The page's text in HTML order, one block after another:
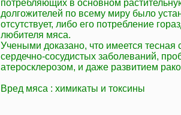
потребляющих в основном
долгожителей по всему миру было
отсутствует, либо его потребление
любителя мяса.
Учеными доказано, что имеется
сердечно-сосудистых заболеваний,
атеросклерозом, и даже развитием
Вред мяса : химикаты и токсины